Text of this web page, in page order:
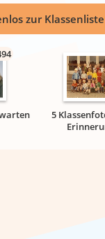
zur Klassenliste
5